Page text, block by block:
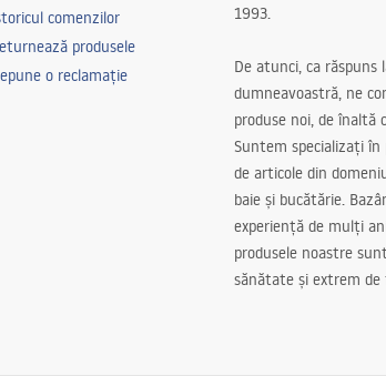
comenzilor
produsele
o reclamație
1993.
De atunci, ca răspuns
dumneavoastră, ne
produse noi, de înaltă
Suntem specializați
de articole din
baie și bucătărie.
experiență de mulți
produsele noastre
sănătate și extrem de